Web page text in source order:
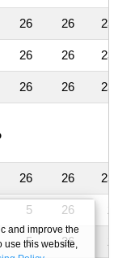
26 26 23
26 26 23
26 26 23
26 26 23
5 26
5 26
and improve the
use this website,